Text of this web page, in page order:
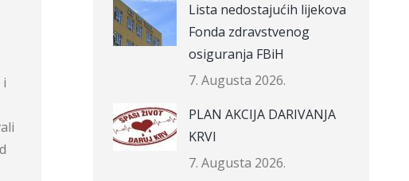
i
Lista nedostajućih lijekova
Fonda zdravstvenog
osiguranja FBiH
7. Augusta 2026.
PLAN AKCIJA DARIVANJA
KRVI
7. Augusta 2026.